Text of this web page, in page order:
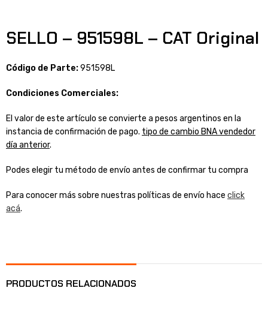
SELLO – 951598L – CAT Original
Código de Parte:951598L
Condiciones Comerciales:
El valor de este artículo se convierte a pesos argentinos en la
instancia de confirmación de pago. tipo de cambio BNA vendedor
día anterior.
Podes elegir tu método de envío antes de confirmar tu compra
Para conocer más sobre nuestras políticas de envío hace click
acá.
PRODUCTOS RELACIONADOS